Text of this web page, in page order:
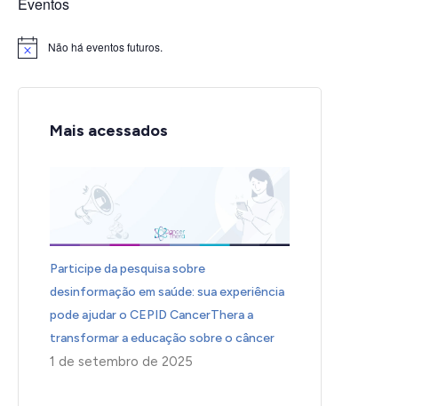
Eventos
Notice Não há eventos futuros.
Mais acessados
Participe da pesquisa sobre
desinformação em saúde: sua experiência
pode ajudar o CEPID CancerThera a
transformar a educação sobre o câncer
1 de setembro de 2025